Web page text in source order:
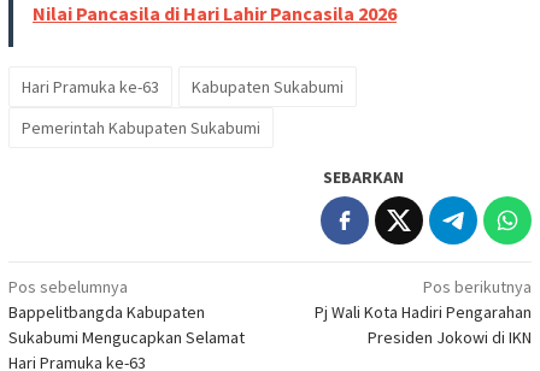
Nilai Pancasila di Hari Lahir Pancasila 2026
Hari Pramuka ke-63
Kabupaten Sukabumi
Pemerintah Kabupaten Sukabumi
SEBARKAN
Navigasi
pos
Pos sebelumnya
Bappelitbangda Kabupaten
Sukabumi Mengucapkan Selamat
Hari Pramuka ke-63
Pos berikutnya
Pj Wali Kota Hadiri Pengarahan
Presiden Jokowi di IKN